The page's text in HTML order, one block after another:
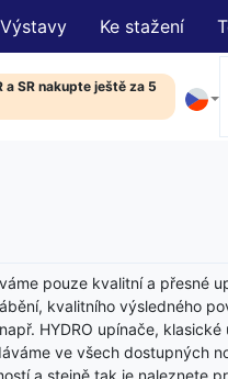
Výstavy Ke stažení
a SR nakupte ještě za 5
pouze kvalitní a přesné
kvalitního výsledného
HYDRO upínače,
ve všech dostupných
a stejně tak je naleznete